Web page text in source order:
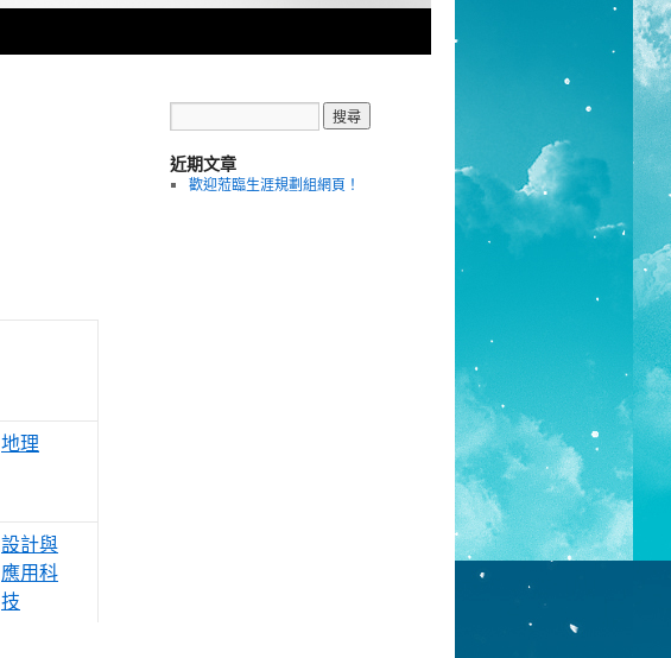
地理
設計與
應用科
技
近期文章
歡迎蒞臨生涯規劃組網頁！